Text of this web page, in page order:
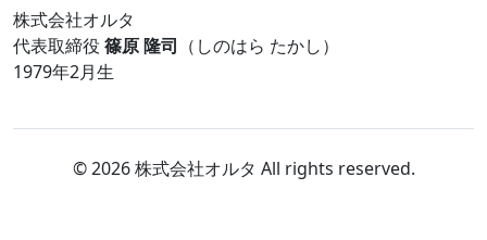
株式会社オルタ
代表取締役 篠原 隆司 （しのはら たかし）
1979年2月生
© 2026 株式会社オルタ All rights reserved.